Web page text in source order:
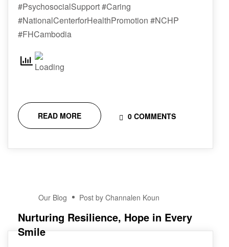
#PsychosocialSupport #Caring
#NationalCenterforHealthPromotion #NCHP
#FHCambodia
READ MORE 0 COMMENTS
16
Our Blog Post by Channalen Koun
Nurturing Resilience, Hope in Every
Smile